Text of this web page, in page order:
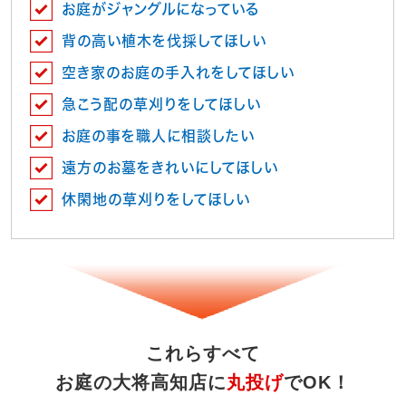
お庭がジャングルになっている
背の高い植木を伐採してほしい
空き家のお庭の手入れをしてほしい
急こう配の草刈りをしてほしい
お庭の事を職人に相談したい
遠方のお墓をきれいにしてほしい
休閑地の草刈りをしてほしい
これらすべて
お庭の大将高知店に丸投げでOK！